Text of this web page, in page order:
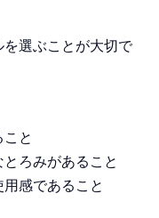
選ぶことが大切で
と
ろみがあること
感であること